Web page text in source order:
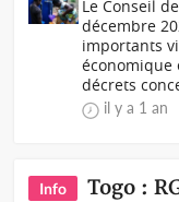
Le Conseil
décembre
importants
économique
décrets
il y a 1 an
Info
Togo :